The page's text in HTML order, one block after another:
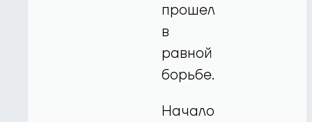
прошел
в
равной
борьбе.
Начало